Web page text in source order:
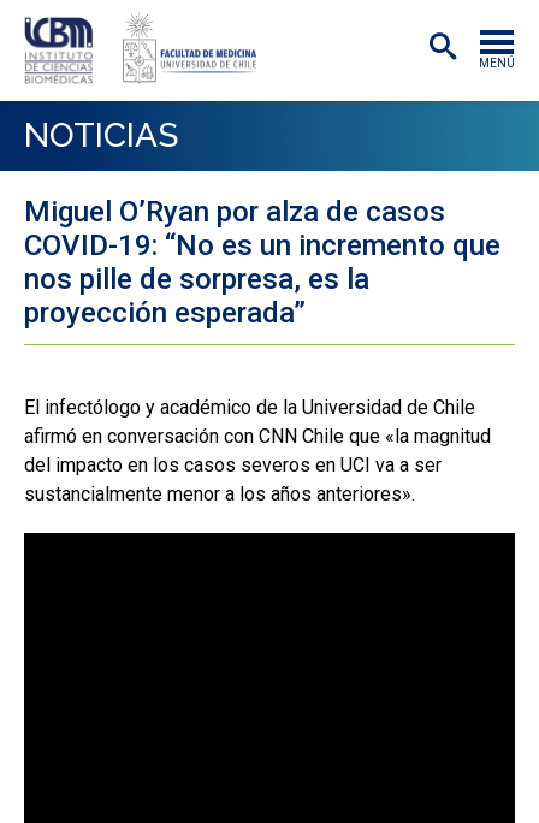
MENÚ
ACADÉMICAS/OS
INVESTIGACIÓN
PREGRADO
POSTGRADO
EXTENSIÓN
NOTICIAS
Miguel O’Ryan por alza de casos
COVID-19: “No es un incremento que
nos pille de sorpresa, es la
proyección esperada”
El infectólogo y académico de la Universidad de Chile
afirmó en conversación con CNN Chile que «la magnitud
del impacto en los casos severos en UCI va a ser
sustancialmente menor a los años anteriores».